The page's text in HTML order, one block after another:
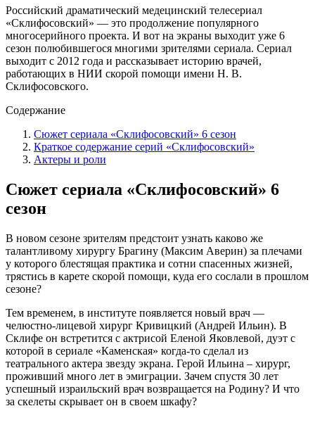
Российский драматический медецинский телесериал
«Склифосовский» — это продолжение популярного
многосерийного проекта. И вот на экраны выходит уже 6
сезон полюбившегося многими зрителями сериала. Сериал
выходит с 2012 года и рассказывает историю врачей,
работающих в НИИ скорой помощи имени Н. В.
Склифосовского.
Содержание
Сюжет сериала «Склифосовский» 6 сезон
Краткое содержание серий «Склифосовский»
Актеры и роли
Сюжет сериала «Склифосовский» 6
сезон
В новом сезоне зрителям предстоит узнать каково же
талантливому хирургу Брагину (Максим Аверин) за плечами
у которого блестящая практика и сотни спасенных жизней,
трястись в карете скорой помощи, куда его сослали в прошлом
сезоне?
Тем временем, в институте появляется новый врач —
челюстно-лицевой хирург Кривицкий (Андрей Ильин). В
Склифе он встретится с актрисой Еленой Яковлевой, дуэт с
которой в сериале «Каменская» когда-то сделал из
театрального актера звезду экрана. Герой Ильина – хирург,
проживший много лет в эмиграции. Зачем спустя 30 лет
успешный израильский врач возвращается на Родину? И что
за скелеты скрывает он в своем шкафу?